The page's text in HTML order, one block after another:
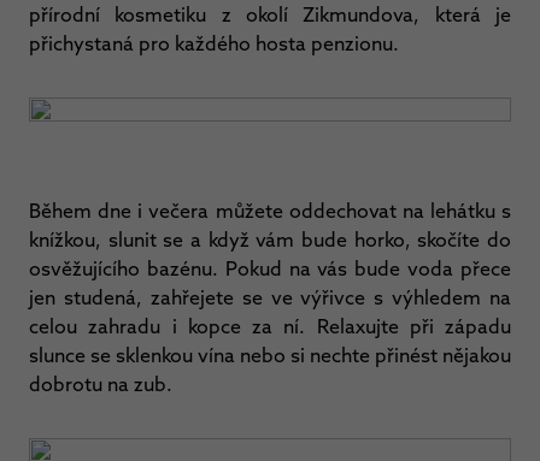
přírodní kosmetiku z okolí Zikmundova, která je
přichystaná pro každého hosta penzionu.
Během dne i večera můžete oddechovat na lehátku s
knížkou, slunit se a když vám bude horko, skočíte do
osvěžujícího bazénu. Pokud na vás bude voda přece
jen studená, zahřejete se ve výřivce s výhledem na
celou zahradu i kopce za ní. Relaxujte při západu
slunce se sklenkou vína nebo si nechte přinést nějakou
dobrotu na zub.